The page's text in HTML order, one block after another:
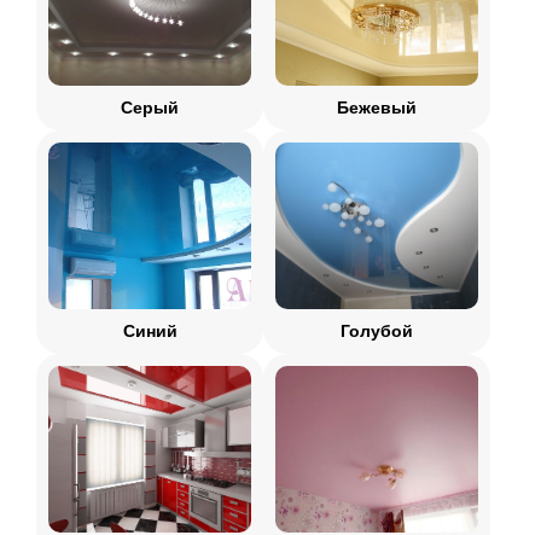
Серый Бежевый
Синий Голубой